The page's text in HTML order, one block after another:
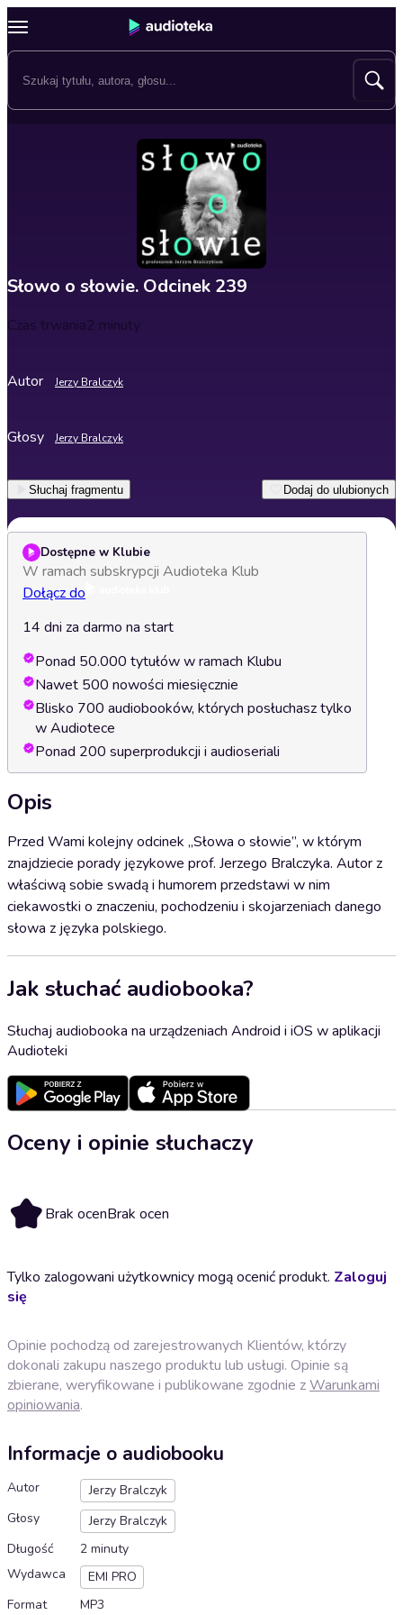
Słowo o słowie. Odcinek 239
Czas trwania2 minuty
Autor Jerzy Bralczyk
Głosy Jerzy Bralczyk
Słuchaj fragmentu Dodaj do ulubionych
Dostępne w Klubie
W ramach subskrypcji Audioteka Klub
Dołącz do
14 dni za darmo na start
Ponad 50.000 tytułów w ramach Klubu
Nawet 500 nowości miesięcznie
Blisko 700 audiobooków, których posłuchasz tylko
w Audiotece
Ponad 200 superprodukcji i audioseriali
Opis
Przed Wami kolejny odcinek „Słowa o słowie”, w którym
znajdziecie porady językowe prof. Jerzego Bralczyka. Autor z
właściwą sobie swadą i humorem przedstawi w nim
ciekawostki o znaczeniu, pochodzeniu i skojarzeniach danego
słowa z języka polskiego.
Jak słuchać audiobooka?
Słuchaj audiobooka na urządzeniach Android i iOS w aplikacji
Audioteki
Oceny i opinie słuchaczy
Brak ocenBrak ocen
Tylko zalogowani użytkownicy mogą ocenić produkt. Zaloguj
się
Opinie pochodzą od zarejestrowanych Klientów, którzy
dokonali zakupu naszego produktu lub usługi. Opinie są
zbierane, weryfikowane i publikowane zgodnie zWarunkami
opiniowania.
Informacje o audiobooku
Autor
Jerzy Bralczyk
Głosy
Jerzy Bralczyk
Długość
2 minuty
Wydawca
EMI PRO
Format
MP3